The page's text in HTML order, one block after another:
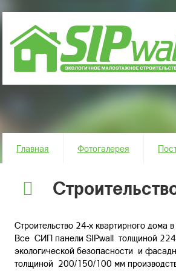
Главная Фотогалерея
Строительство 24-х квартирного дома
Все СИП панели SIPwall толщиной
экологической безопасности и
толщиной 200/150/100 мм